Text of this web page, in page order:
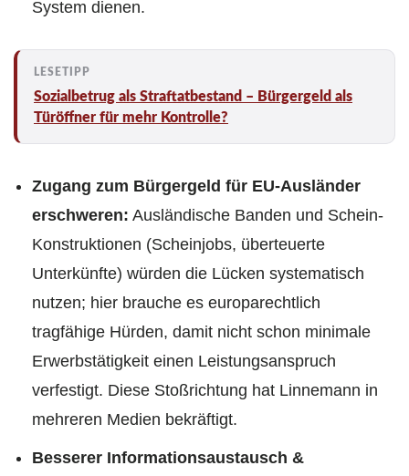
System dienen.
Sozialbetrug als Straftatbestand – Bürgergeld als
Türöffner für mehr Kontrolle?
Zugang zum Bürgergeld für EU-Ausländer
erschweren: Ausländische Banden und Schein-
Konstruktionen (Scheinjobs, überteuerte
Unterkünfte) würden die Lücken systematisch
nutzen; hier brauche es europarechtlich
tragfähige Hürden, damit nicht schon minimale
Erwerbstätigkeit einen Leistungsanspruch
verfestigt. Diese Stoßrichtung hat Linnemann in
mehreren Medien bekräftigt.
Besserer Informationsaustausch &